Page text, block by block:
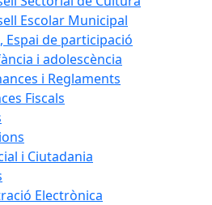
Escolar Municipal
Espai de participació
i adolescència
i Reglaments
Fiscals
i Ciutadania
Electrònica